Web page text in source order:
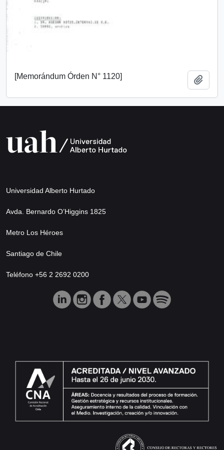
[Memorándum Órden N° 1120]
Universidad Alberto Hurtado
Avda. Bernardo O’Higgins 1825
Metro Los Héroes
Santiago de Chile
Teléfono +56 2 2692 0200